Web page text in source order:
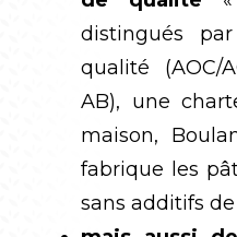
distingués
qualité (AOC/
AB), une
maison,
fabrique les
sans additifs